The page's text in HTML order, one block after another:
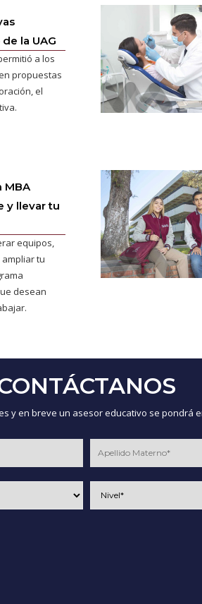
la UAG
a los
propuestas
el
MBA
y llevar tu
equipos,
tu
desean
y en breve un asesor educativo se pondrá